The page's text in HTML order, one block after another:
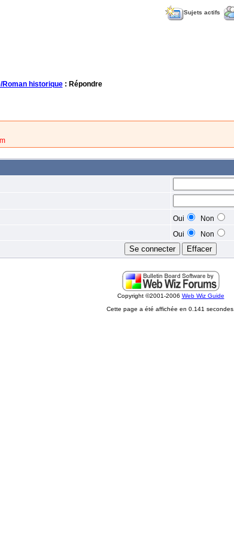
Sujets actifs
Roman historique: Répondre
Oui
Non
Oui Non
Copyright ©2001-2006 Web Wiz Guide
Cette page a été affichée en 0.141 secondes.